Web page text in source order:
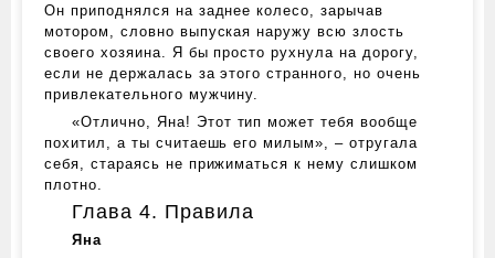
Он приподнялся на заднее колесо, зарычав
мотором, словно выпуская наружу всю злость
своего хозяина. Я бы просто рухнула на дорогу,
если не держалась за этого странного, но очень
привлекательного мужчину.
«Отлично, Яна! Этот тип может тебя вообще
похитил, а ты считаешь его милым», – отругала
себя, стараясь не прижиматься к нему слишком
плотно.
Глава 4. Правила
Яна